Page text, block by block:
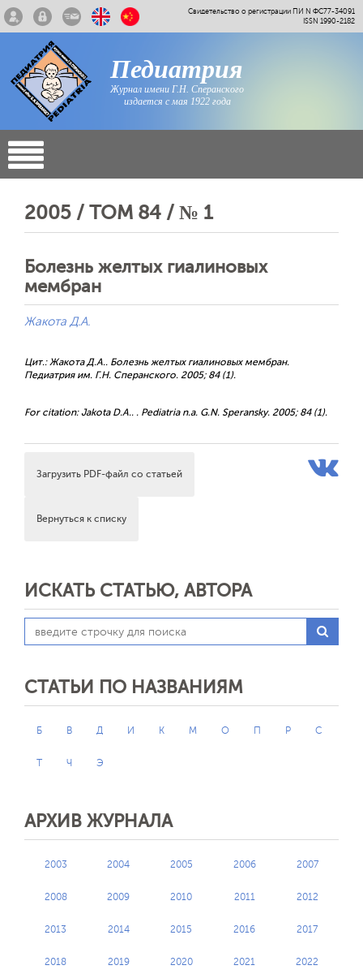
Свидетельство о регистрации ПИ N ФС77-34091
ISSN 1990-2182
Педиатрия
Журнал имени Г.Н. Сперанского
издается с мая 1922 года
2005 / ТОМ 84 / № 1
Болезнь желтых гиалиновых
мембран
Жакота Д.А.
Цит.: Жакота Д.А.. Болезнь желтых гиалиновых мембран.
Педиатрия им. Г.Н. Сперанского. 2005; 84 (1).
For citation: Jakota D.A.. . Pediatria n.a. G.N. Speransky. 2005; 84 (1).
Загрузить PDF-файл со статьей
Вернуться к списку
ИСКАТЬ СТАТЬЮ, АВТОРА
СТАТЬИ ПО НАЗВАНИЯМ
Б В Д И К М О П Р С
Т Ч Э
АРХИВ ЖУРНАЛА
2003 2004 2005 2006 2007
2008 2009 2010 2011 2012
2013 2014 2015 2016 2017
2018 2019 2020 2021 2022